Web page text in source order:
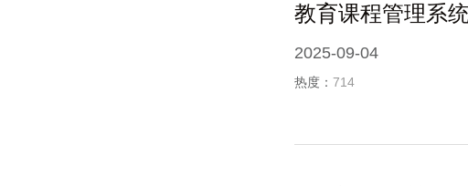
教育课程管理系
2025-09-04
热度： 714